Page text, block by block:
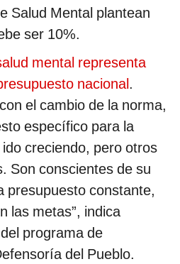
Salud Mental plantean
ser 10%.
mental representa
nacional.
el cambio de la norma,
específico para la
creciendo, pero otros
Son conscientes de su
presupuesto constante,
las metas”, indica
programa de
del Pueblo.